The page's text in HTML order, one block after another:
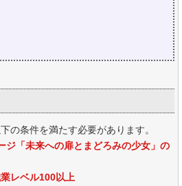
の条件を満たす必要があります。
「未来への扉とまどろみの少女」の
レベル100以上